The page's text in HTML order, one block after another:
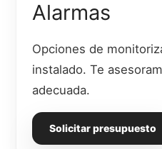
Alarmas
Opciones de
instalado. Te
adecuada.
Solicitar presupuesto